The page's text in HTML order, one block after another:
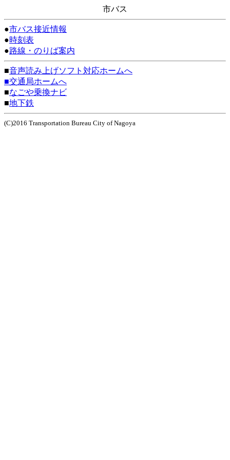
市バス
●市バス接近情報
●時刻表
●路線・のりば案内
■音声読み上げソフト対応ホームへ
■交通局ホームへ
■なごや乗換ナビ
■地下鉄
(C)2016 Transportation Bureau City of Nagoya